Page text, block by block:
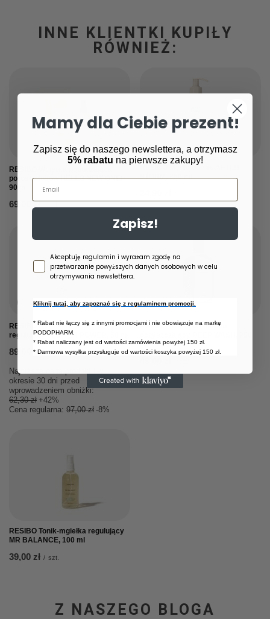
INNE KLIENTKI KUPIŁY
RÓWNIEŻ:
RESIBO Wcierka pobudzająca
porost włosów HELLO NEW ONE!,
90 ml
69,00 zł
RESIBO Mydło do rąk AFTER
STORM, 350 ml
OKAZJA
RESIBO Hydro krem do twarzy
regulujący FLOWER POWER, 50 ml
89,00 zł / szt.
Najniższa cena produktu w
okresie 30 dni przed
wprowadzeniem obniżki:
62,30 zł +42%
Cena regularna: 97,00 zł -8%
RESIBO Szampon mocno
ml
RESIBO Tonik-mgiełka regulujący
MR BALANCE, 100 ml
39,00 zł / szt.
Z NASZEGO BLOGA
Mamy dla Ciebie prezent!
Zapisz się do naszego newslettera, a otrzymasz
5% rabatu na pierwsze zakupy!
Email
Zapisz!
Zgoda newsletter
Akceptuję regulamin i wyrażam zgodę na
przetwarzanie powyższych danych osobowych w celu
otrzymywania newslettera.
Kliknij tutaj, aby zapoznać się z regulaminem promocji.
* Rabat nie łączy się z innymi promocjami i nie obowiązuje na markę
PODOPHARM.
* Rabat naliczany jest od wartości zamówienia powyżej 150 zł.
* Darmowa wysyłka przysługuje od wartości koszyka powyżej 150 zł.